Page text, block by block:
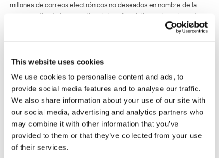
This website uses cookies
We use cookies to personalise content and ads, to
provide social media features and to analyse our traffic.
We also share information about your use of our site with
our social media, advertising and analytics partners who
may combine it with other information that you’ve
provided to them or that they’ve collected from your use
of their services.
millones de correos electrónicos no deseados en nombre de la
empresa. Según las garantías de los ciberdelincuentes, después
de un spam tan agresivo, el proyecto Spamhaus ciertamente
reconocería el recurso como spam y lo bloquearía para siempre.